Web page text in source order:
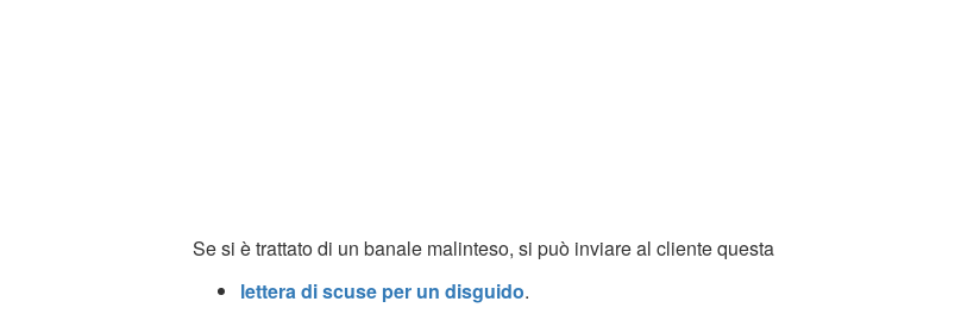
Se si è trattato di un banale malinteso, si può inviare al cliente questa
lettera di scuse per un disguido.